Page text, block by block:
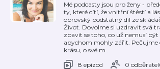
Mé podcasty jsou pro ženy -
ty, které cítí, že vnitřní štěstí a
obrovský podstatný díl ze
Život. Dovolme si uzdravit svá
zbavit se toho, co už nemusí být
abychom mohly zářit. Pečujme
krásu, o své m…
8 epizod
0